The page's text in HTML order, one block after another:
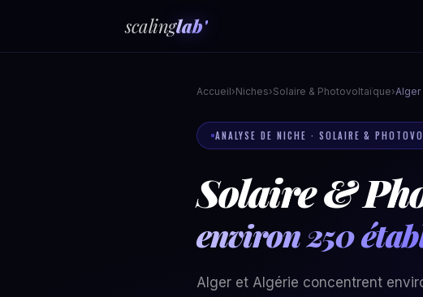
scalinglab'
Accueil›Niches›Solaire & Photovoltaïque›Alger
ANALYSE DE NICHE · SOLAIRE &
Solaire &
environ 250
Alger et Algérie concentrent